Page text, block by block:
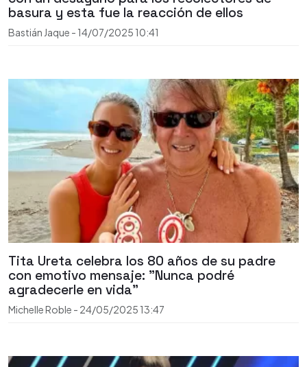
basura y esta fue la reacción de ellos
Bastián Jaque - 14/07/2025 10:41
Tita Ureta celebra los 80 años de su padre
con emotivo mensaje: "Nunca podré
agradecerle en vida"
Michelle Roble - 24/05/2025 13:47